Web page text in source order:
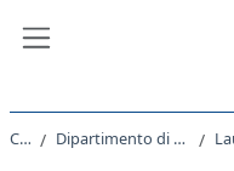
Corsi Dipartimento di Scienze della Vita